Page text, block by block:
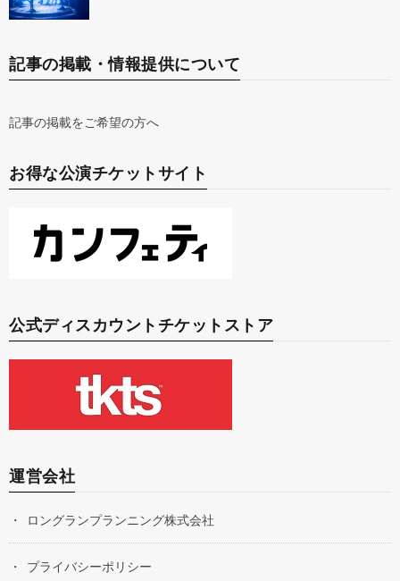
記事の掲載・情報提供について
記事の掲載をご希望の方へ
お得な公演チケットサイト
公式ディスカウントチケットストア
運営会社
ロングランプランニング株式会社
プライバシーポリシー